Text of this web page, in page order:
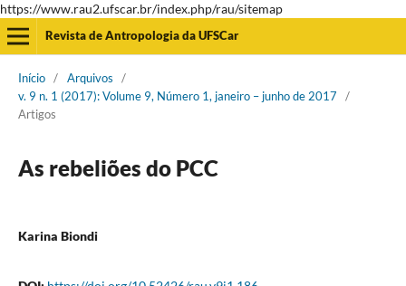
https://www.rau2.ufscar.br/index.php/rau/sitemap
Revista de Antropologia da UFSCar
Início / Arquivos
/
v. 9 n. 1 (2017): Volume 9, Número 1, janeiro – junho de 2017
/
Artigos
As rebeliões do PCC
Karina Biondi